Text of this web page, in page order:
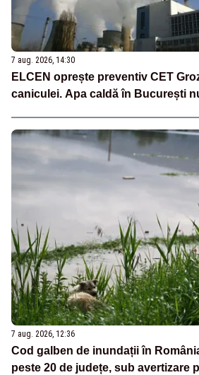
7 aug. 2026, 14:30
ELCEN oprește preventiv CET
caniculei. Apa caldă în București
7 aug. 2026, 12:36
Cod galben de inundații în
peste 20 de județe, sub avertizare